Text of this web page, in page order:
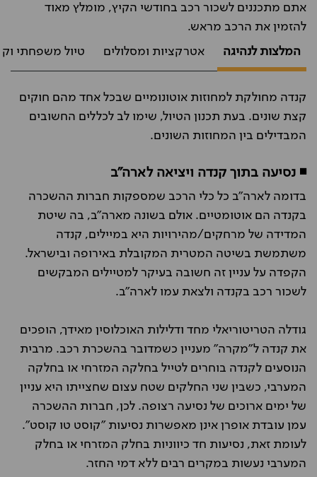
אתם מתכננים לשכור רכב בחודשי הקיץ, מומלץ מאוד
להזמין את הרכב מראש.
המלצות לנהיגה
אטרקציות ומסלולים טיול משפחתי
קנדה מחולקת למחוזות אוטונומיים שבכל אחד מהם חוקים
קצת שונים. בעת תכנון הטיול, שימו לב לכללים החשובים
המבדילים בין המחוזות השונים.
◾ נסיעה בתוך קנדה ויציאה לארה"ב
בדומה לארה"ב כל כלי הרכב שמספקות חברות ההשכרה
בקנדה הם אוטומטיים. אולם בשונה מארה"ב, בה שיטת
המדידה של מרחקים/מהירויות היא במיילים, קנדה
משתמשת בשיטה המטרית המקובלת באירופה ובישראל.
הקפדה על עניין זה חשובה בעיקר למטיילים המבקשים
לשכור רכב בקנדה ולצאת עמו לארה"ב.
גודלה הטריטוריאלי מחד ודלילות האוכלוסין מאידך, הופכים
את קנדה ל"מקרה" מעניין כשמדובר בהשכרת רכב. מרבית
הנוסעים לקנדה בוחרים לטייל בחלקה המזרחי או בחלקה
המערבי, כשבין שני החלקים שטח עצום שחצייתו היא עניין
של ימים ארוכים של נסיעה רצופה. לכן, חברות ההשכרה
עמן עובדת אופרן אינן מאפשרות נסיעות "קוסט טו קוסט".
לעומת זאת, נסיעות חד כיווניות בחלק המזרחי או בחלק
המערבי נעשות במקרים רבים ללא דמי החזר.